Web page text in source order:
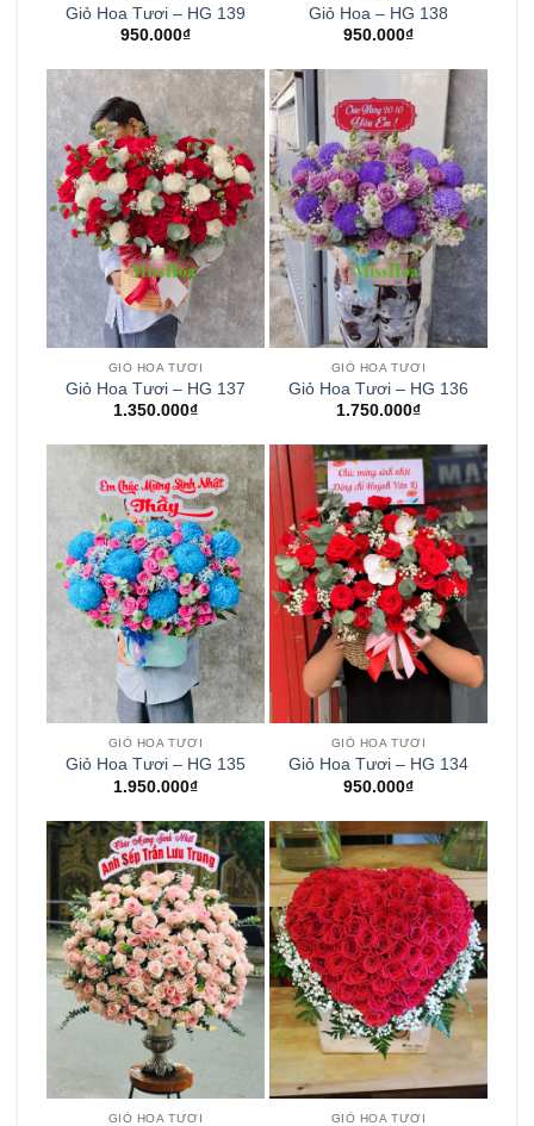
Giỏ Hoa Tươi – HG 139
950.000₫
Giỏ Hoa – HG 138
950.000₫
GIỎ HOA TƯƠI
Giỏ Hoa Tươi – HG 137
1.350.000₫
GIỎ HOA TƯƠI
Giỏ Hoa Tươi – HG 136
1.750.000₫
GIỎ HOA TƯƠI
Giỏ Hoa Tươi – HG 135
1.950.000₫
GIỎ HOA TƯƠI
Giỏ Hoa Tươi – HG 134
950.000₫
GIỎ HOA TƯƠI GIỎ HOA TƯƠI